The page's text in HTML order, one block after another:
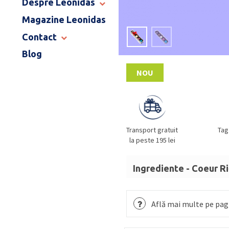
END OF SCHOOL
Despre Leonidas
POVESTEA LEONIDAS
CATALOG PAȘTE 2026
Magazine Leonidas
Contact
MAGAZINE LEONIDAS
Blog
NOU
Transport gratuit
la peste 195 lei
Ingrediente - Coeur
DE PĂDURE, SMÂNTÂNĂ
Află mai multe pe